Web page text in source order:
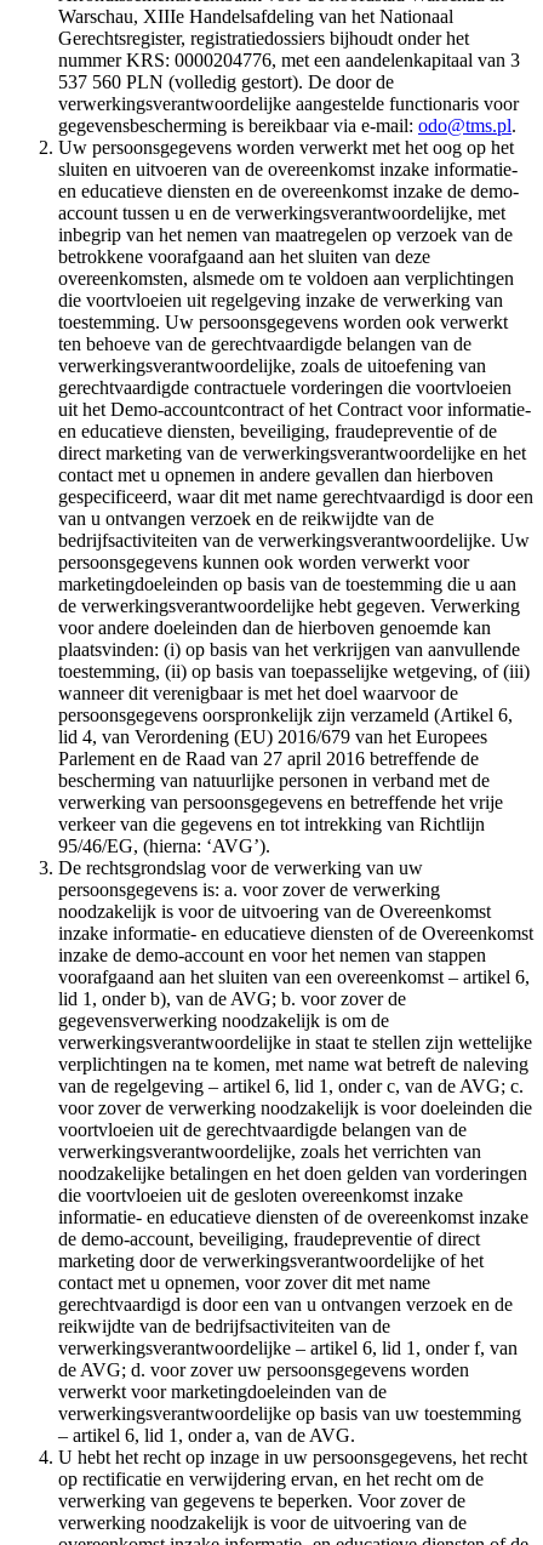
Warschau, XIIIe Handelsafdeling van het Nationaal
Gerechtsregister, registratiedossiers bijhoudt onder het
nummer KRS: 0000204776, met een aandelenkapitaal van 3
537 560 PLN (volledig gestort). De door de
verwerkingsverantwoordelijke aangestelde functionaris voor
gegevensbescherming is bereikbaar via e-mail: odo@tms.pl.
Uw persoonsgegevens worden verwerkt met het oog op het
sluiten en uitvoeren van de overeenkomst inzake informatie-
en educatieve diensten en de overeenkomst inzake de demo-
account tussen u en de verwerkingsverantwoordelijke, met
inbegrip van het nemen van maatregelen op verzoek van de
betrokkene voorafgaand aan het sluiten van deze
overeenkomsten, alsmede om te voldoen aan verplichtingen
die voortvloeien uit regelgeving inzake de verwerking van
toestemming. Uw persoonsgegevens worden ook verwerkt
ten behoeve van de gerechtvaardigde belangen van de
verwerkingsverantwoordelijke, zoals de uitoefening van
gerechtvaardigde contractuele vorderingen die voortvloeien
uit het Demo-accountcontract of het Contract voor informatie-
en educatieve diensten, beveiliging, fraudepreventie of de
direct marketing van de verwerkingsverantwoordelijke en het
contact met u opnemen in andere gevallen dan hierboven
gespecificeerd, waar dit met name gerechtvaardigd is door een
van u ontvangen verzoek en de reikwijdte van de
bedrijfsactiviteiten van de verwerkingsverantwoordelijke. Uw
persoonsgegevens kunnen ook worden verwerkt voor
marketingdoeleinden op basis van de toestemming die u aan
de verwerkingsverantwoordelijke hebt gegeven. Verwerking
voor andere doeleinden dan de hierboven genoemde kan
plaatsvinden: (i) op basis van het verkrijgen van aanvullende
toestemming, (ii) op basis van toepasselijke wetgeving, of (iii)
wanneer dit verenigbaar is met het doel waarvoor de
persoonsgegevens oorspronkelijk zijn verzameld (Artikel 6,
lid 4, van Verordening (EU) 2016/679 van het Europees
Parlement en de Raad van 27 april 2016 betreffende de
bescherming van natuurlijke personen in verband met de
verwerking van persoonsgegevens en betreffende het vrije
verkeer van die gegevens en tot intrekking van Richtlijn
95/46/EG, (hierna: ‘AVG’).
De rechtsgrondslag voor de verwerking van uw
persoonsgegevens is: a. voor zover de verwerking
noodzakelijk is voor de uitvoering van de Overeenkomst
inzake informatie- en educatieve diensten of de Overeenkomst
inzake de demo-account en voor het nemen van stappen
voorafgaand aan het sluiten van een overeenkomst – artikel 6,
lid 1, onder b), van de AVG; b. voor zover de
gegevensverwerking noodzakelijk is om de
verwerkingsverantwoordelijke in staat te stellen zijn wettelijke
verplichtingen na te komen, met name wat betreft de naleving
van de regelgeving – artikel 6, lid 1, onder c, van de AVG; c.
voor zover de verwerking noodzakelijk is voor doeleinden die
voortvloeien uit de gerechtvaardigde belangen van de
verwerkingsverantwoordelijke, zoals het verrichten van
noodzakelijke betalingen en het doen gelden van vorderingen
die voortvloeien uit de gesloten overeenkomst inzake
informatie- en educatieve diensten of de overeenkomst inzake
de demo-account, beveiliging, fraudepreventie of direct
marketing door de verwerkingsverantwoordelijke of het
contact met u opnemen, voor zover dit met name
gerechtvaardigd is door een van u ontvangen verzoek en de
reikwijdte van de bedrijfsactiviteiten van de
verwerkingsverantwoordelijke – artikel 6, lid 1, onder f, van
de AVG; d. voor zover uw persoonsgegevens worden
verwerkt voor marketingdoeleinden van de
verwerkingsverantwoordelijke op basis van uw toestemming
– artikel 6, lid 1, onder a, van de AVG.
U hebt het recht op inzage in uw persoonsgegevens, het recht
op rectificatie en verwijdering ervan, en het recht om de
verwerking van gegevens te beperken. Voor zover de
verwerking noodzakelijk is voor de uitvoering van de